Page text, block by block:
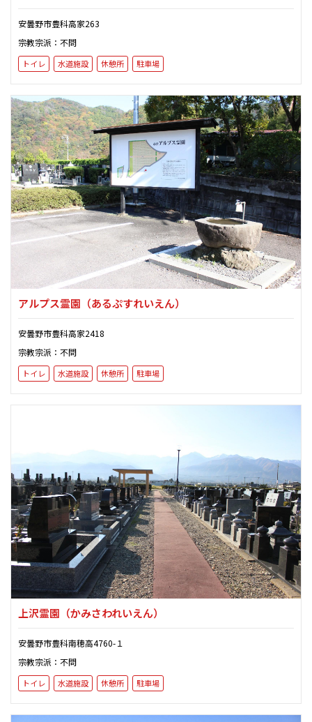
安曇野市豊科高家263
宗教宗派：不問
トイレ 水道施設 休憩所 駐車場
アルプス霊園 （あるぷすれいえん）
安曇野市豊科高家2418
宗教宗派：不問
トイレ 水道施設 休憩所 駐車場
上沢霊園 （かみさわれいえん）
安曇野市豊科南穂高4760-１
宗教宗派：不問
トイレ 水道施設 休憩所 駐車場